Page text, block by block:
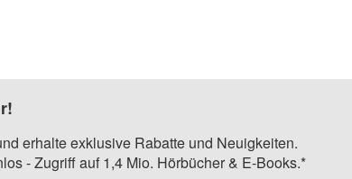
erhalte exklusive Rabatte und Neuigkeiten.
- Zugriff auf 1,4 Mio. Hörbücher & E-Books.*